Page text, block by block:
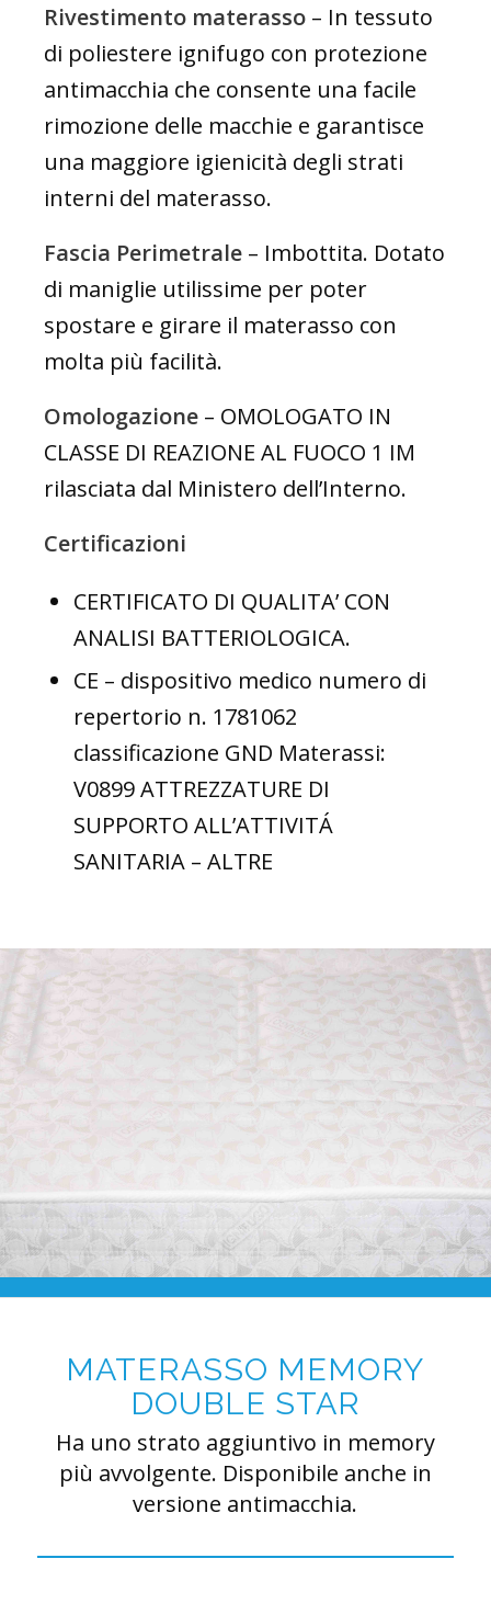
Rivestimento materasso – In tessuto
di poliestere ignifugo con protezione
antimacchia che consente una facile
rimozione delle macchie e garantisce
una maggiore igienicità degli strati
interni del materasso.
Fascia Perimetrale – Imbottita. Dotato
di maniglie utilissime per poter
spostare e girare il materasso con
molta più facilità.
Omologazione – OMOLOGATO IN
CLASSE DI REAZIONE AL FUOCO 1 IM
rilasciata dal Ministero dell’Interno.
Certificazioni
CERTIFICATO DI QUALITA’ CON
ANALISI BATTERIOLOGICA.
CE – dispositivo medico numero di
repertorio n. 1781062
classificazione GND Materassi:
V0899 ATTREZZATURE DI
SUPPORTO ALL’ATTIVITÁ
SANITARIA – ALTRE
MATERASSO MEMORY
DOUBLE STAR
Ha uno strato aggiuntivo in memory
più avvolgente. Disponibile anche in
versione antimacchia.